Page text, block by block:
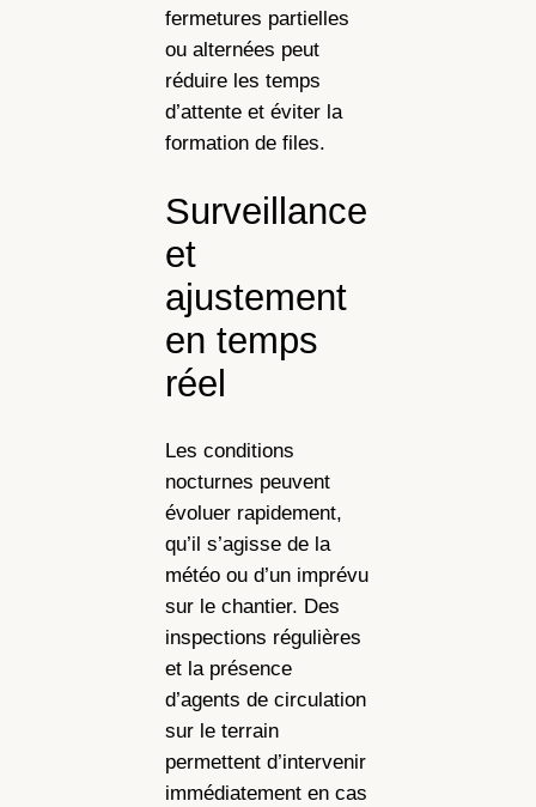
fermetures partielles
ou alternées peut
réduire les temps
d’attente et éviter la
formation de files.
Surveillance
et
ajustement
en temps
réel
Les conditions
nocturnes peuvent
évoluer rapidement,
qu’il s’agisse de la
météo ou d’un imprévu
sur le chantier. Des
inspections régulières
et la présence
d’agents de circulation
sur le terrain
permettent d’intervenir
immédiatement en cas